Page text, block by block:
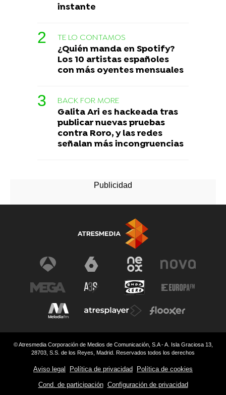
instante
TE LO CONTAMOS
¿Quién manda en Spotify?
Los 10 artistas españoles
con más oyentes mensuales
BACK FOR MORE
Galita Ari es hackeada tras
publicar nuevas pruebas
contra Roro, y las redes
señalan más incongruencias
© Atresmedia Corporación de Medios de Comunicación, S.A - A. Isla Graciosa 13,
28703, S.S. de los Reyes, Madrid. Reservados todos los derechos
Aviso legal Política de privacidad Política de cookies
Cond. de participación Configuración de privacidad